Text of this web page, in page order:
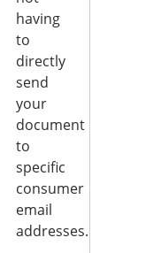
having
to
directly
send
your
document
to
specific
consumer
email
addresses.